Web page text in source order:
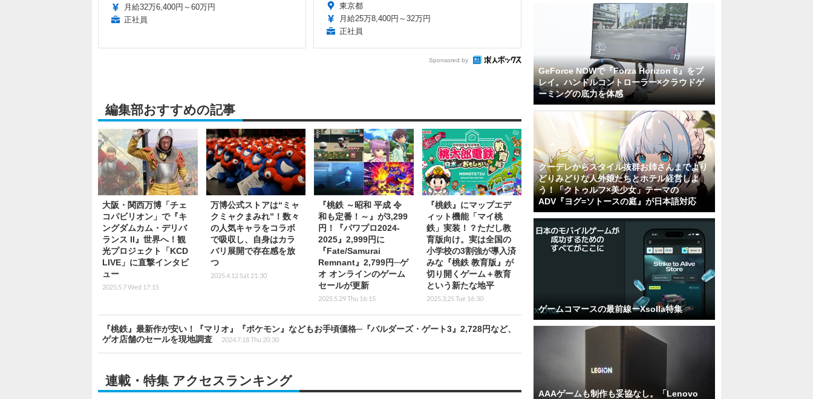
月給32万6,400円～60万円
正社員
東京都
月給25万8,400円～32万円
正社員
Sponsored by
編集部おすすめの記事
大阪・関西万博「チェ
コパビリオン」で『キ
ングダムカム・デリバ
ランス II』世界へ！観
光プロジェクト「KCD
LIVE」に直撃インタビ
ュー
2025.5.7 Wed 17:15
万博公式ストアは“ミャ
クミャクまみれ”！数々
の人気キャラをコラボ
で吸収し、自身はカラ
バリ展開で存在感を放
つ
2025.4.12 Sat 21:30
『桃鉄 ～昭和 平成 令
和も定番！～』が3,299
円！『パワプロ2024-
2025』2,999円に
『Fate/Samurai
Remnant』2,799円─ゲ
オ オンラインのゲーム
セールが更新
2025.5.29 Thu 16:15
『桃鉄』にマップエデ
ィット機能「マイ桃
鉄」実装！？ただし教
育版向け。実は全国の
小学校の3割強が導入済
みな『桃鉄 教育版』が
切り開くゲーム＋教育
という新たな地平
2025.3.25 Tue 16:30
『桃鉄』最新作が安い！『マリオ』『ポケモン』などもお手頃価格─『バルダーズ・ゲート3』2,728円など、
ゲオ店舗のセールを現地調査
2024.7.18 Thu 20:30
連載・特集 アクセスランキング
GeForce NOWで『Forza Horizon 6』をプ
レイ。ハンドルコントローラー×クラウドゲ
ーミングの底力を体感
クーデレからスタイル抜群お姉さんまでより
どりみどりな人外娘たちとホテル経営しよ
う！「クトゥルフ×美少女」テーマの
ADV『ヨグ=ソトースの庭』が日本語対応
ゲームコマースの最前線ーXsolla特集
AAAゲームも制作も妥協なし。「Lenovo